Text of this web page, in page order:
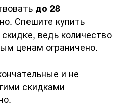
до 28
Спешите купить
ведь количество
ценам ограничено.
и не
скидками